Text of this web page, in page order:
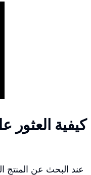
كيفية العثور
عند البحث عن المنتج